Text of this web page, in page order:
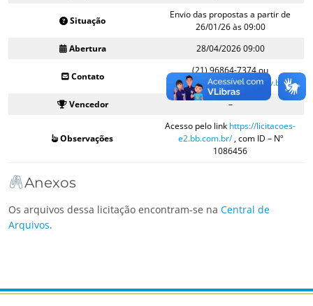
Situação
Envio das propostas a partir de
26/01/26 às 09:00
Abertura
28/04/2026 09:00
Contato
(21) 96864-7374 ou
licitacoes@navbrasil.gov.br
Vencedor
–
Observações
Acesso pelo link https://licitacoes-
e2.bb.com.br/, com ID – Nº
1086456
Anexos
Os arquivos dessa licitação encontram-se na Central de
Arquivos.